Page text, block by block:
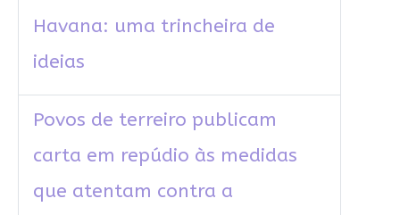
Havana: uma trincheira de
ideias
Povos de terreiro publicam
carta em repúdio às medidas
que atentam contra a